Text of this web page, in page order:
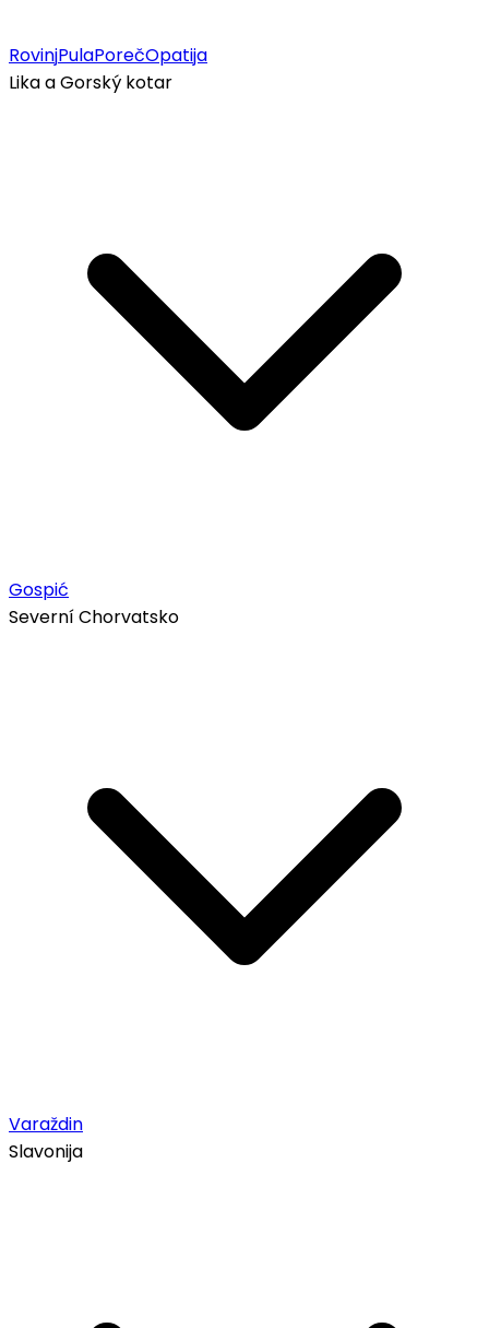
RovinjPulaPorečOpatija
Lika a Gorský kotar
Gospić
Severní Chorvatsko
Varaždin
Slavonija